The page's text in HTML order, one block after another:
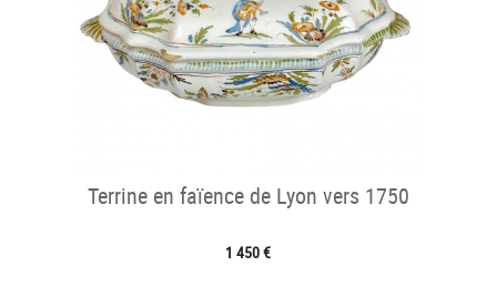
Terrine en faïence de Lyon vers 1750
1 450 €